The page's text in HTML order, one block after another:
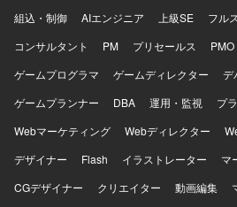
組込・制御
AIエンジニア 上級SE
フル
コンサルタント
PM プリセールス PMO
ゲームプログラマ
ゲームディレクター
デ
ゲームプランナー
DBA 運用・監視 プ
Webマーケティング
Webディレクター
デザイナー
Flash イラストレーター マ
CGデザイナー
クリエイター 動画編集